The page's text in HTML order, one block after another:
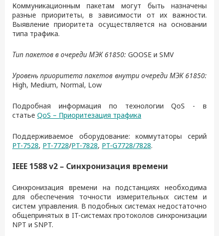
Коммуникационным пакетам могут быть назначены
разные приоритеты, в зависимости от их важности.
Выявление приоритета осуществляется на основании
типа трафика.
Тип пакетов в очереди МЭК 61850: GOOSE и SMV
Уровень приоритета пакетов внутри очереди МЭК 61850:
High, Medium, Normal, Low
Подробная информация по технологии QoS - в
статье QoS – Приоритезация трафика
Поддерживаемое оборудование: коммутаторы серий
PT-7528, PT-7728/PT-7828, PT-G7728/7828.
IEEE 1588 v2 – Синхронизация времени
Синхронизация времени на подстанциях необходима
для обеспечения точности измерительных систем и
систем управления. В подобных системах недостаточно
общепринятых в IT-системах протоколов синхронизации
NPT и SNPT.